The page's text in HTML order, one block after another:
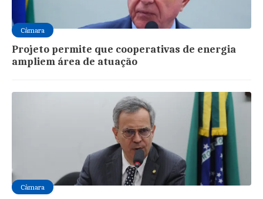
Câmara
Projeto permite que cooperativas de energia
ampliem área de atuação
Câmara